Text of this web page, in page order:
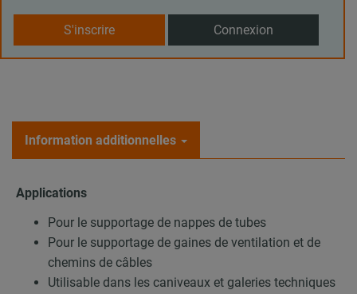
S'inscrire Connexion
Information additionnelles
Applications
Pour le supportage de nappes de tubes
Pour le supportage de gaines de ventilation et de
chemins de câbles
Utilisable dans les caniveaux et galeries techniques